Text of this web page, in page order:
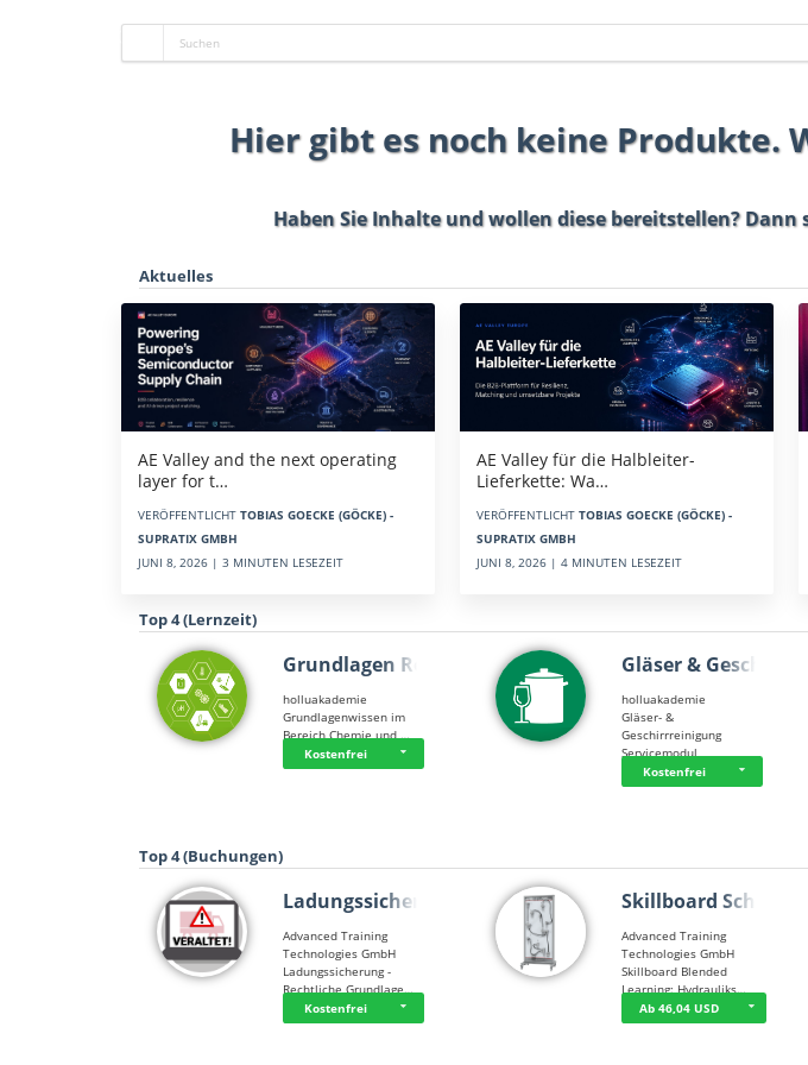
Hier gibt es noch keine
Haben Sie Inhalte und wollen diese bereitstellen? Dann
Aktuelles
AE Valley and the next operating
layer for t…
VERÖFFENTLICHT TOBIAS GOECKE (GÖCKE) -
SUPRATIX GMBH
JUNI 8, 2026 | 3 MINUTEN LESEZEIT
AE Valley für die Halbleiter-
Lieferkette: Wa…
VERÖFFENTLICHT TOBIAS GOECKE (GÖCKE) -
SUPRATIX GMBH
JUNI 8, 2026 | 4 MINUTEN LESEZEIT
Top 4 (Lernzeit)
Grundlagen Rein…
holluakademie
Grundlagenwissen im
Bereich Chemie und …
Kostenfrei
Gläser & Geschi…
holluakademie
Gläser- &
Geschirrreinigung
Servicemodul
Kostenfrei
Top 4 (Buchungen)
Ladungssicherung
Advanced Training
Technologies GmbH
Ladungssicherung -
Rechtliche Grundlage…
Kostenfrei
Skillboard Schl…
Advanced Training
Technologies GmbH
Skillboard Blended
Learning: Hydrauliks…
Ab 46,04 USD